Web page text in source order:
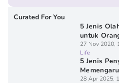
Curated For You
5 Jenis
untuk
27 Nov 2020,
Life
5 Jenis
28 Apr 2025,